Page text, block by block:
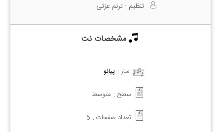
تنظیم : ترنم عزتی
مشخصات نت
ساز : پیانو
سطح : متوسط
تعداد صفحات : 5